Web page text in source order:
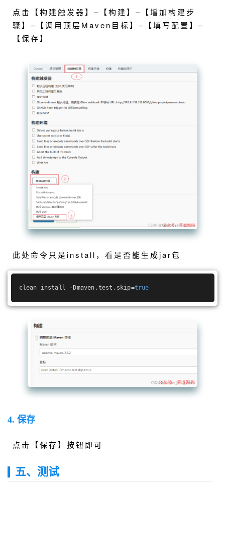
点击【构建触发器】–【构建】–【增加构建步
骤】–【调用顶层Maven目标】–【填写配置】–
【保存】
此处命令只是install，看是否能生成jar包
clean install -Dmaven.test.skip=true
4. 保存
点击【保存】按钮即可
五、测试